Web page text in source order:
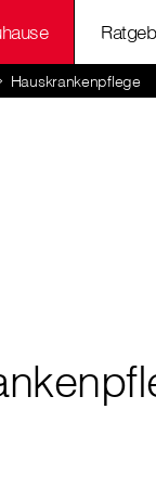
Hauskrankenpflege